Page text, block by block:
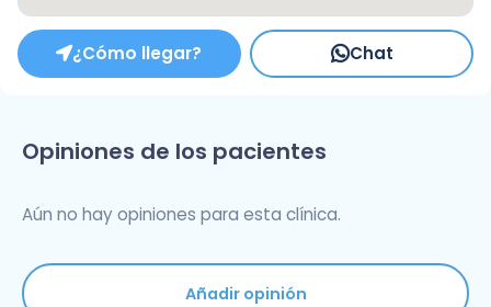
¿Cómo llegar? Chat
Opiniones de los pacientes
Aún no hay opiniones para esta clínica.
Añadir opinión